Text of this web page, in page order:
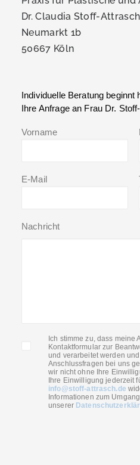
Dr. Claudia Stoff-Attrasch
Neumarkt 1b
50667 Köln
Individuelle Beratung beginnt
Ihre Anfrage an Frau Dr.
Vorname
E-Mail
Nachricht
Ich stimme zu, dass meine
Kontaktformular zur
und verarbeitet werden
Anschlussfragen bei uns
wir nicht ohne Ihre
Ihre Einwilligung jederzeit
info@stoff-attrasch.de
Informationen zum
unserer